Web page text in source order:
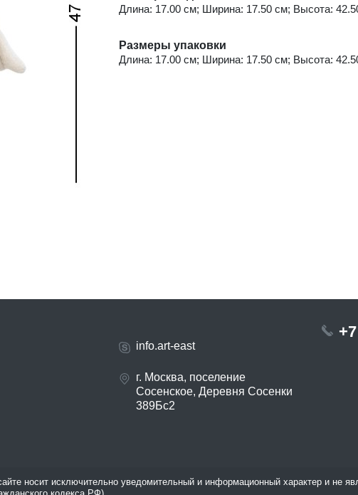
Длина: 17.00 см; Ширина: 17.50 см; Высота:
Размеры упаковки
Длина: 17.00 см; Ширина: 17.50 см; Высота:
info.art-east
г. Москва, поселение
Сосенское, Деревня Сосенки
389Бс2
носит исключительно уведомительный и информационный характер и не